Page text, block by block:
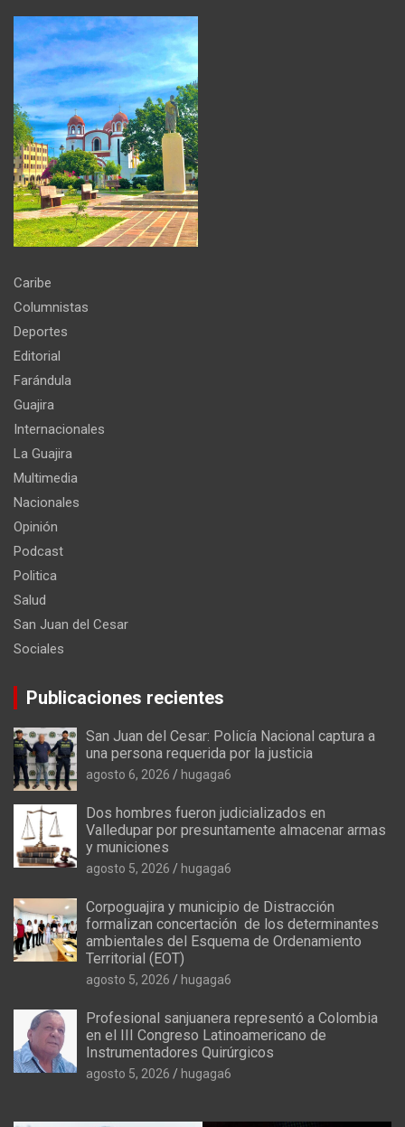
Caribe
Columnistas
Deportes
Editorial
Farándula
Guajira
Internacionales
La Guajira
Multimedia
Nacionales
Opinión
Podcast
Politica
Salud
San Juan del Cesar
Sociales
Publicaciones recientes
San Juan del Cesar: Policía Nacional captura a
una persona requerida por la justicia
agosto 6, 2026 hugaga6
Dos hombres fueron judicializados en
Valledupar por presuntamente almacenar armas
y municiones
agosto 5, 2026 hugaga6
Corpoguajira y municipio de Distracción
formalizan concertación de los determinantes
ambientales del Esquema de Ordenamiento
Territorial (EOT)
agosto 5, 2026 hugaga6
Profesional sanjuanera representó a Colombia
en el III Congreso Latinoamericano de
Instrumentadores Quirúrgicos
agosto 5, 2026 hugaga6